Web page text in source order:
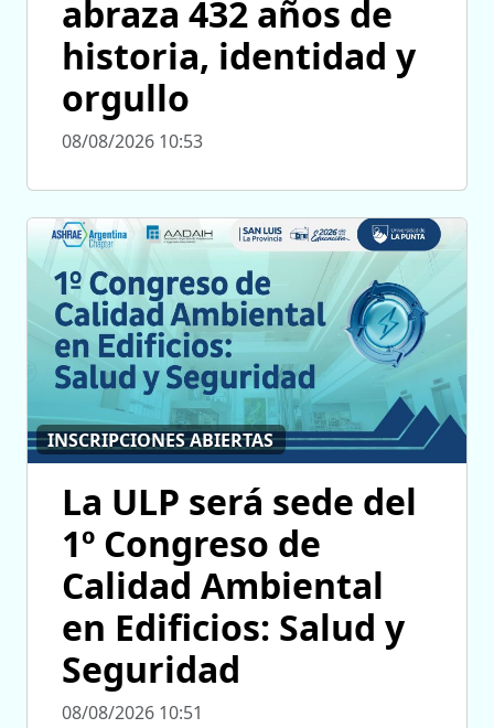
abraza 432 años de
historia, identidad y
orgullo
08/08/2026 10:53
INSCRIPCIONES ABIERTAS
La ULP será sede del
1º Congreso de
Calidad Ambiental
en Edificios: Salud y
Seguridad
08/08/2026 10:51